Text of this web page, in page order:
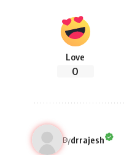
Love
0
Bydrrajesh